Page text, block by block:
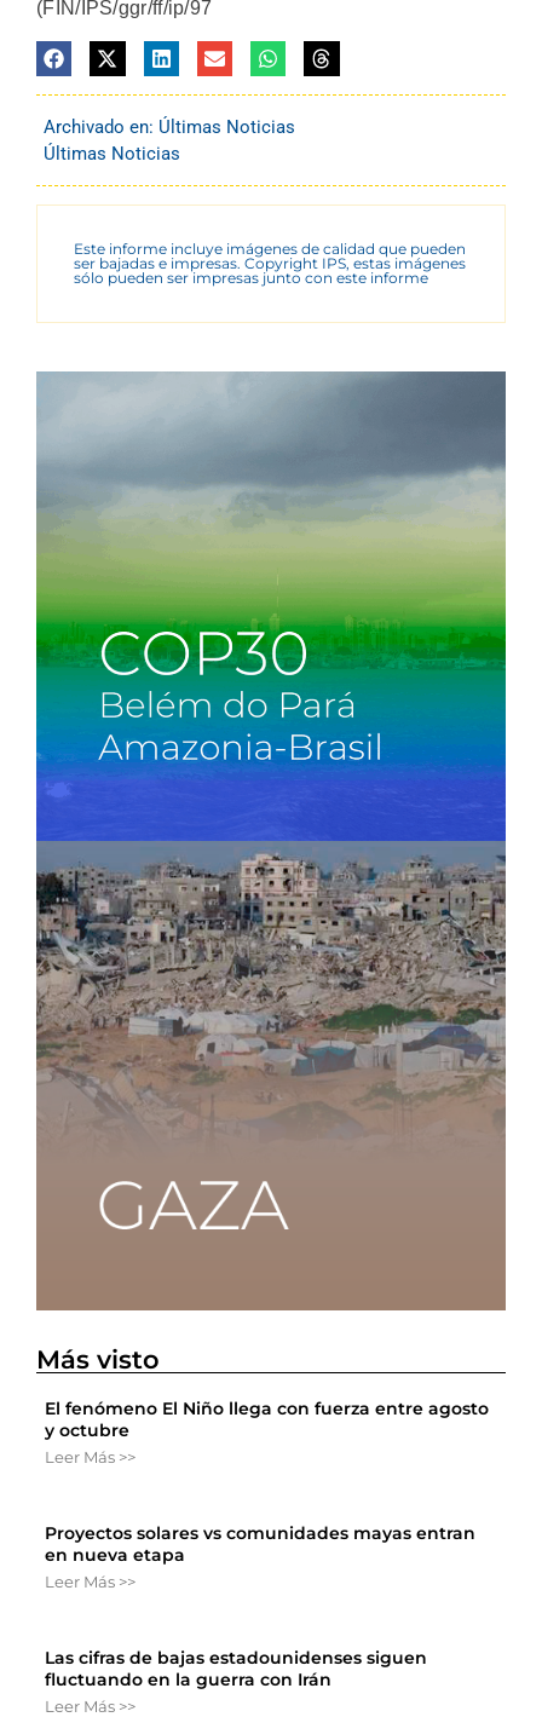
(FIN/IPS/ggr/ff/ip/97
Archivado en: Últimas Noticias
Últimas Noticias
Este informe incluye imágenes de calidad que pueden
ser bajadas e impresas. Copyright IPS, estas imágenes
sólo pueden ser impresas junto con este informe
Más visto
El fenómeno El Niño llega con fuerza entre agosto
y octubre
Leer Más >>
Proyectos solares vs comunidades mayas entran
en nueva etapa
Leer Más >>
Las cifras de bajas estadounidenses siguen
fluctuando en la guerra con Irán
Leer Más >>